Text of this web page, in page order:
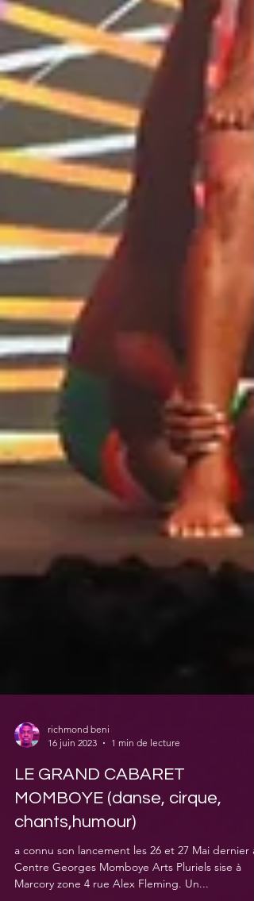
16 juin 2023
1 min de lecture
LE GRAND CABARET
MOMBOYE (danse, cirque,
chants,humour)
a connu son lancement les 26 et 27 Mai dernier
Centre Georges Momboye Arts Pluriels sise à